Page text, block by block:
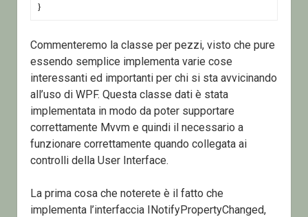
}
Commenteremo la classe per pezzi, visto che pure
essendo semplice implementa varie cose
interessanti ed importanti per chi si sta avvicinando
all’uso di WPF. Questa classe dati è stata
implementata in modo da poter supportare
correttamente Mvvm e quindi il necessario a
funzionare correttamente quando collegata ai
controlli della User Interface.
La prima cosa che noterete è il fatto che
implementa l’interfaccia INotifyPropertyChanged,